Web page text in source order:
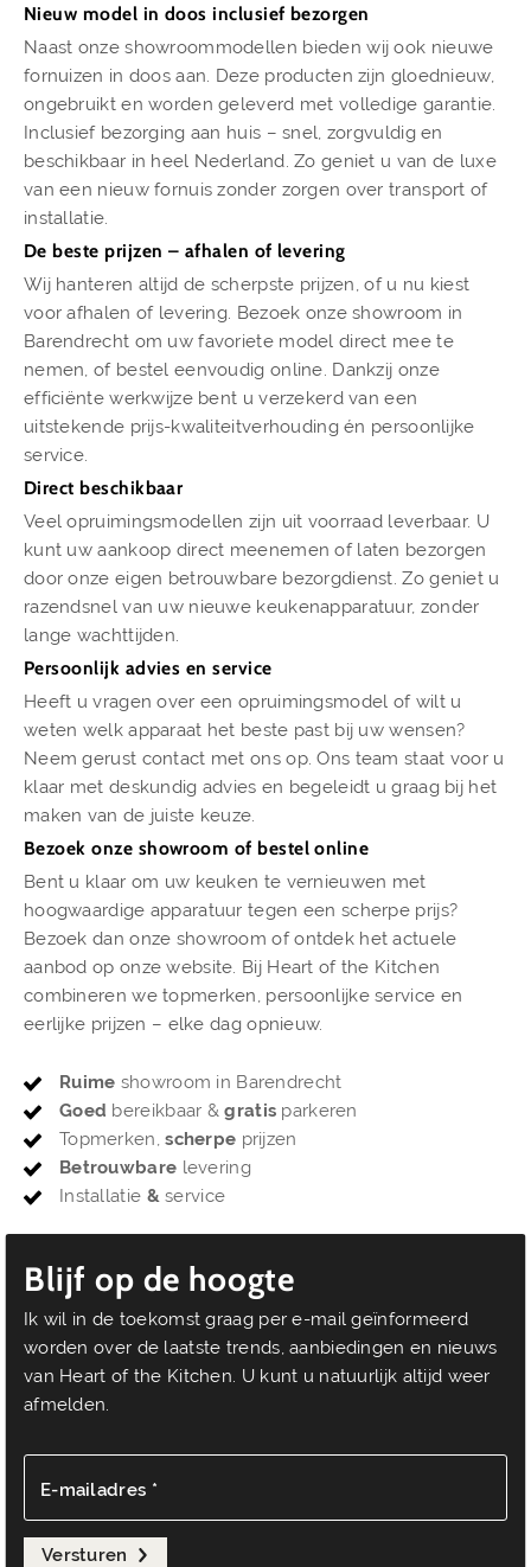
Nieuw model in doos inclusief bezorgen
Naast onze showroommodellen bieden wij ook nieuwe
fornuizen in doos aan. Deze producten zijn gloednieuw,
ongebruikt en worden geleverd met volledige garantie.
Inclusief bezorging aan huis – snel, zorgvuldig en
beschikbaar in heel Nederland. Zo geniet u van de luxe
van een nieuw fornuis zonder zorgen over transport of
installatie.
De beste prijzen – afhalen of levering
Wij hanteren altijd de scherpste prijzen, of u nu kiest
voor afhalen of levering. Bezoek onze showroom in
Barendrecht om uw favoriete model direct mee te
nemen, of bestel eenvoudig online. Dankzij onze
efficiënte werkwijze bent u verzekerd van een
uitstekende prijs-kwaliteitverhouding én persoonlijke
service.
Direct beschikbaar
Veel opruimingsmodellen zijn uit voorraad leverbaar. U
kunt uw aankoop direct meenemen of laten bezorgen
door onze eigen betrouwbare bezorgdienst. Zo geniet u
razendsnel van uw nieuwe keukenapparatuur, zonder
lange wachttijden.
Persoonlijk advies en service
Heeft u vragen over een opruimingsmodel of wilt u
weten welk apparaat het beste past bij uw wensen?
Neem gerust contact met ons op. Ons team staat voor u
klaar met deskundig advies en begeleidt u graag bij het
maken van de juiste keuze.
Bezoek onze showroom of bestel online
Bent u klaar om uw keuken te vernieuwen met
hoogwaardige apparatuur tegen een scherpe prijs?
Bezoek dan onze showroom of ontdek het actuele
aanbod op onze website. Bij Heart of the Kitchen
combineren we topmerken, persoonlijke service en
eerlijke prijzen – elke dag opnieuw.
Ruime showroom in Barendrecht
Goed bereikbaar &gratis parkeren
Topmerken,scherpe prijzen
Betrouwbare levering
Installatie & service
Blijf op de hoogte
Ik wil in de toekomst graag per e-mail geïnformeerd
worden over de laatste trends, aanbiedingen en nieuws
van Heart of the Kitchen. U kunt u natuurlijk altijd weer
afmelden.
E-mailadres *
Versturen